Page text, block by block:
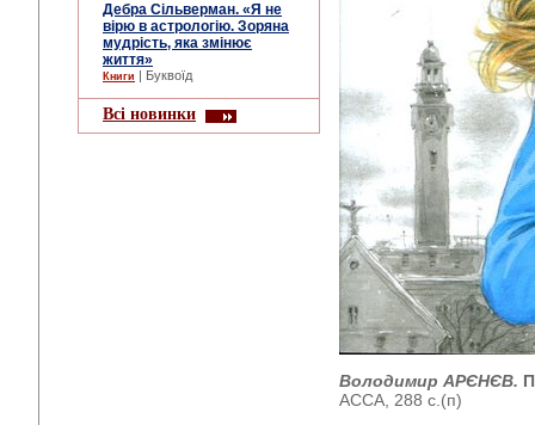
Дебра Сільверман. «Я не
вірю в астрологію. Зоряна
мудрість, яка змінює
життя»
Книги | Буквоїд
Всі новинки
Володимир АРЄНЄВ.
АССА, 288 с.(п)